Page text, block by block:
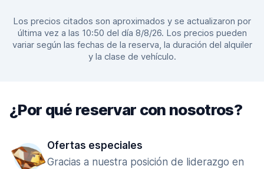
Los precios citados son aproximados y se actualizaron por
última vez a las 10:50 del día 8/8/26. Los precios pueden
variar según las fechas de la reserva, la duración del alquiler
y la clase de vehículo.
¿Por qué reservar con nosotros?
Ofertas especiales
Gracias a nuestra posición de liderazgo en